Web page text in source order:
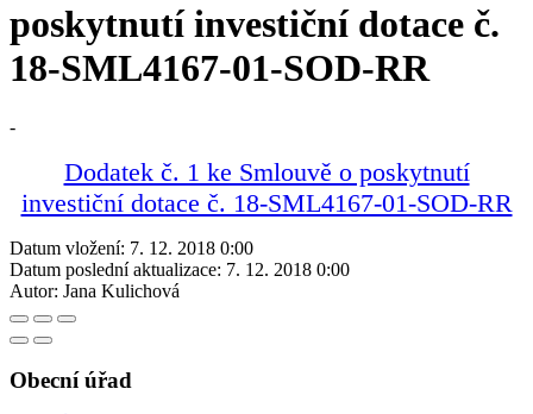
poskytnutí investiční dotace č.
18-SML4167-01-SOD-RR
-
Dodatek č. 1 ke Smlouvě o poskytnutí
investiční dotace č. 18-SML4167-01-SOD-RR
Datum vložení: 7. 12. 2018 0:00
Datum poslední aktualizace: 7. 12. 2018 0:00
Autor: Jana Kulichová
Obecní úřad